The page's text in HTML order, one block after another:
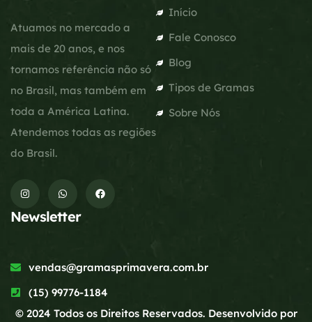
Atuamos no mercado a
mais de 20 anos, e nos
tornamos referência não só
no Brasil, mas também em
toda a América Latina.
Atendemos todas as regiões
do Brasil.
Início
Fale Conosco
Blog
Tipos de Gramas
Sobre Nós
Newsletter
vendas@gramasprimavera.com.br
(15) 99776-1184
© 2024 Todos os Direitos Reservados. Desenvolvido por